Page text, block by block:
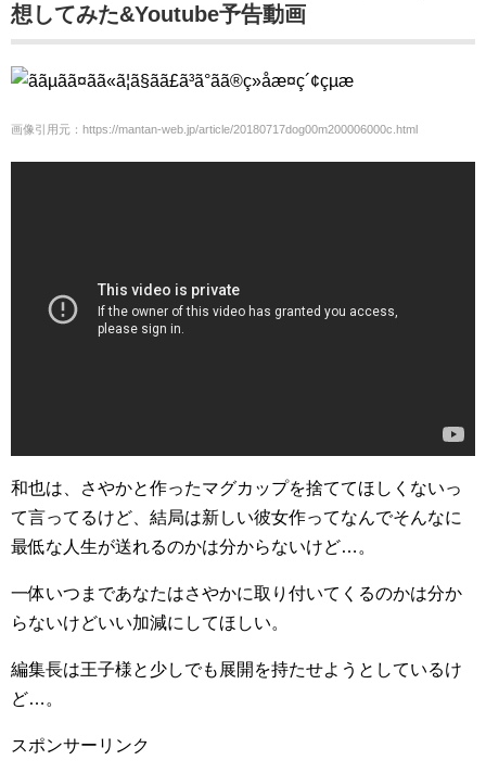
想してみた&Youtube予告動画
画像引用元：https://mantan-web.jp/article/20180717dog00m200006000c.html
和也は、さやかと作ったマグカップを捨ててほしくないっ
て言ってるけど、結局は新しい彼女作ってなんでそんなに
最低な人生が送れるのかは分からないけど…。
一体いつまであなたはさやかに取り付いてくるのかは分か
らないけどいい加減にしてほしい。
編集長は王子様と少しでも展開を持たせようとしているけ
ど…。
スポンサーリンク